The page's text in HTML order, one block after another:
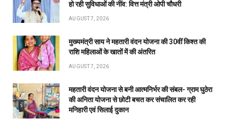
हो रही सुविधाओं की नींव: वित्त मंत्री ओपी चौधरी
AUGUST 7, 2026
मुख्यमंत्री साय ने महतारी वंदन योजना की 30वीं किश्त की
राशि महिलाओं के खातों में की अंतरित
AUGUST 7, 2026
महतारी वंदन योजना से बनी आत्मनिर्भर की संबल- ग्राम घुठेरा
की अनिता योजना से छोटी बचत कर संचालित कर रही
मनिहारी एवं सिलाई दुकान